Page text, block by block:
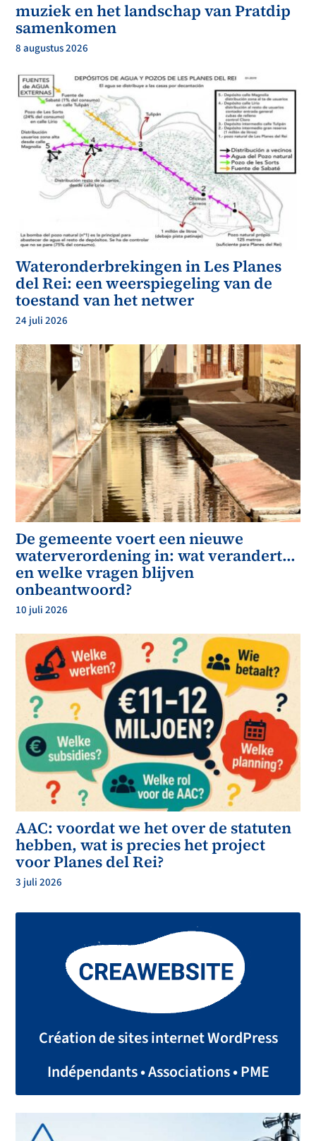
muziek en het landschap van Pratdip
samenkomen
8 augustus 2026
Wateronderbrekingen in Les Planes
del Rei: een weerspiegeling van de
toestand van het netwer
24 juli 2026
De gemeente voert een nieuwe
waterverordening in: wat verandert…
en welke vragen blijven
onbeantwoord?
10 juli 2026
AAC: voordat we het over de statuten
hebben, wat is precies het project
voor Planes del Rei?
3 juli 2026
Création de sites internet WordPress
Indépendants • Associations • PME